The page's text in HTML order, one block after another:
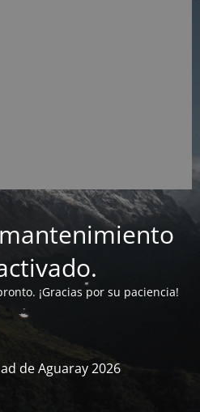
¡Gracias por su paciencia!
de Aguaray 2026